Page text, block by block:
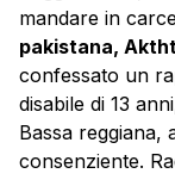
mandare in
pakistana,
confessato un
disabile di 13
Bassa reggiana,
consenziente.